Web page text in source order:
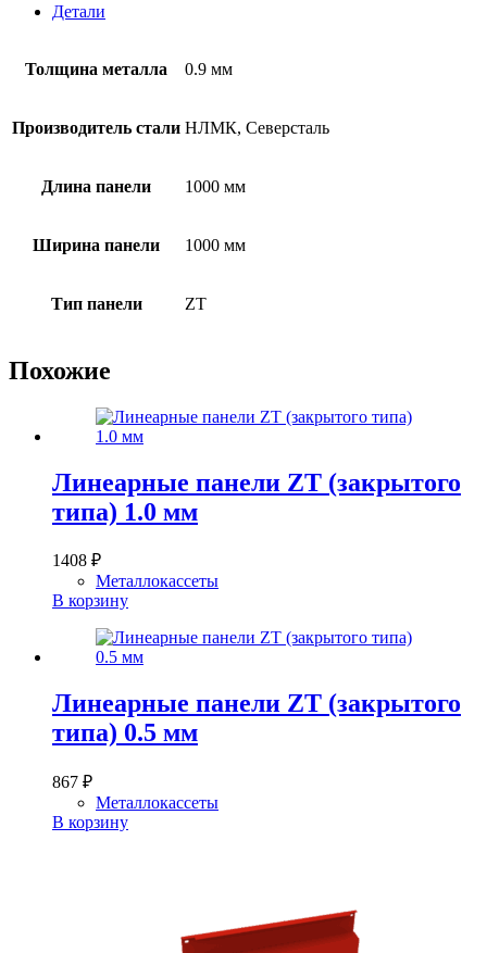
Детали
Толщина металла 0.9 мм
Производитель стали НЛМК, Северсталь
Длина панели 1000 мм
Ширина панели 1000 мм
Тип панели ZT
Похожие
Линеарные панели ZT (закрытого
типа) 1.0 мм
1408 ₽
Металлокассеты
В корзину
Линеарные панели ZT (закрытого
типа) 0.5 мм
867 ₽
Металлокассеты
В корзину